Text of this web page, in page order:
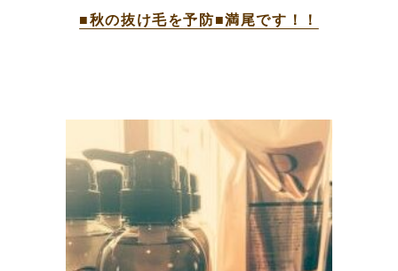
■秋の抜け毛を予防■満尾です！！